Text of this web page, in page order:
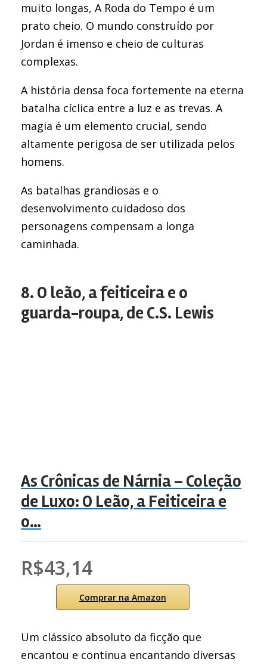
muito longas, A Roda do Tempo é um
prato cheio. O mundo construído por
Jordan é imenso e cheio de culturas
complexas.
A história densa foca fortemente na eterna
batalha cíclica entre a luz e as trevas. A
magia é um elemento crucial, sendo
altamente perigosa de ser utilizada pelos
homens.
As batalhas grandiosas e o
desenvolvimento cuidadoso dos
personagens compensam a longa
caminhada.
8. O leão, a feiticeira e o
guarda-roupa, de C.S. Lewis
As Crônicas de Nárnia – Coleção
de Luxo: O Leão, a Feiticeira e
o…
R$43,14
Comprar na Amazon
Um clássico absoluto da ficção que
encantou e continua encantando diversas